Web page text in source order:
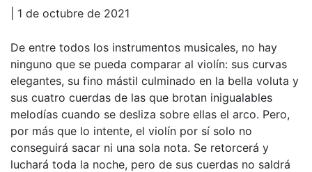
| 1 de octubre de 2021
De entre todos los instrumentos musicales, no hay
ninguno que se pueda comparar al violín: sus curvas
elegantes, su fino mástil culminado en la bella voluta y
sus cuatro cuerdas de las que brotan inigualables
melodías cuando se desliza sobre ellas el arco. Pero,
por más que lo intente, el violín por sí solo no
conseguirá sacar ni una sola nota. Se retorcerá y
luchará toda la noche, pero de sus cuerdas no saldrá